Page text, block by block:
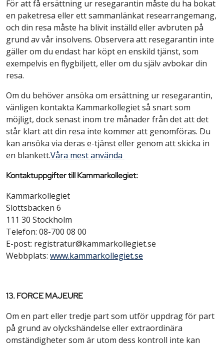
För att få ersättning ur resegarantin måste du ha bokat
en paketresa eller ett sammanlänkat researrangemang,
och din resa måste ha blivit inställd eller avbruten på
grund av vår insolvens. Observera att resegarantin inte
gäller om du endast har köpt en enskild tjänst, som
exempelvis en flygbiljett, eller om du själv avbokar din
resa.​
Om du behöver ansöka om ersättning ur resegarantin,
vänligen kontakta Kammarkollegiet så snart som
möjligt, dock senast inom tre månader från det att det
står klart att din resa inte kommer att genomföras. Du
kan ansöka via deras e-tjänst eller genom att skicka in
en blankett.​Våra mest använda
Kontaktuppgifter till Kammarkollegiet:
Kammarkollegiet
Slottsbacken 6
111 30 Stockholm
Telefon: 08-700 08 00
E-post: registratur@kammarkollegiet.se
Webbplats: www.kammarkollegiet.se
13. FORCE MAJEURE
Om en part eller tredje part som utför uppdrag för part
på grund av olyckshändelse eller extraordinära
omständigheter som är utom dess kontroll inte kan